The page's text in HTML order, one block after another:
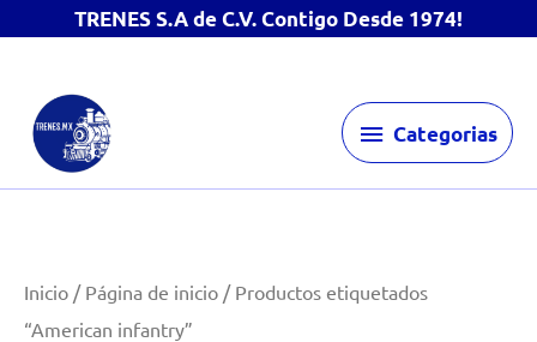
TRENES S.A de C.V. Contigo Desde 1974!
contenido
Categorias
Categorias
Inicio / Página de inicio / Productos etiquetados
“American infantry”